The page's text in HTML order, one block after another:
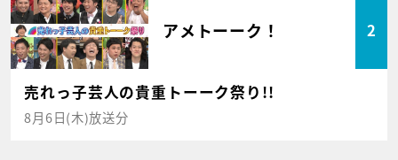
アメトーーク！ 2
売れっ子芸人の貴重トーーク祭り!!
8月6日(木)放送分